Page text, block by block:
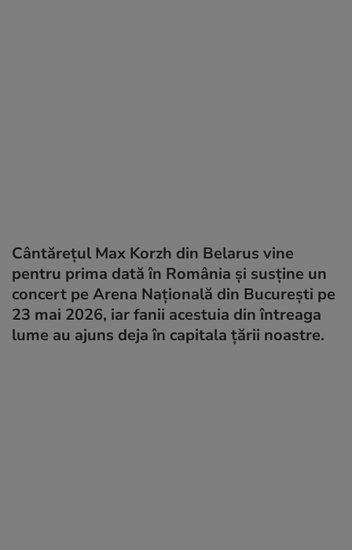
Cântărețul Max Korzh din Belarus vine
pentru prima dată în România și susține un
concert pe Arena Națională din București pe
23 mai 2026, iar fanii acestuia din întreaga
lume au ajuns deja în capitala țării noastre.